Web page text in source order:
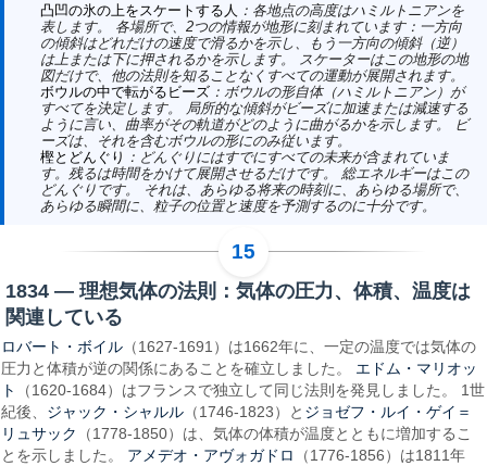
凸凹の氷の上をスケートする人 ：各地点の高度はハミルトニアンを
表します。 各場所で、2つの情報が地形に刻まれています：一方向
の傾斜はどれだけの速度で滑るかを示し、もう一方向の傾斜（逆）
は上または下に押されるかを示します。 スケーターはこの地形の地
図だけで、他の法則を知ることなくすべての運動が展開されます。
ボウルの中で転がるビーズ：ボウルの形自体（ハミルトニアン）が
すべてを決定します。 局所的な傾斜がビーズに加速または減速する
ように言い、曲率がその軌道がどのように曲がるかを示します。 ビ
ーズは、それを含むボウルの形にのみ従います。
樫とどんぐり ：どんぐりにはすでにすべての未来が含まれていま
す。残るは時間をかけて展開させるだけです。 総エネルギーはこの
どんぐりです。 それは、あらゆる将来の時刻に、あらゆる場所で、
あらゆる瞬間に、粒子の位置と速度を予測するのに十分です。
1834 — 理想気体の法則：気体の圧力、体積、温度は
関連している
ロバート・ボイル （1627-1691）は1662年に、一定の温度では気体の
圧力と体積が逆の関係にあることを確立しました。 エドム・マリオッ
ト
（1620-1684）はフランスで独立して同じ法則を発見しました。 1世
紀後、 ジャック・シャルル （1746-1823）と ジョゼフ・ルイ・ゲイ＝
リュサック
（1778-1850）は、気体の体積が温度とともに増加するこ
とを示しました。 アメデオ・アヴォガドロ
（1776-1856）は1811年